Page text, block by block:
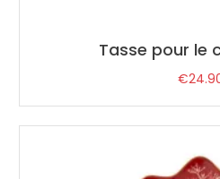
Tasse pour le
€